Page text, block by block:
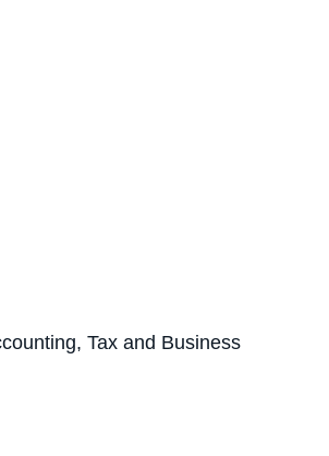
Tax and Business